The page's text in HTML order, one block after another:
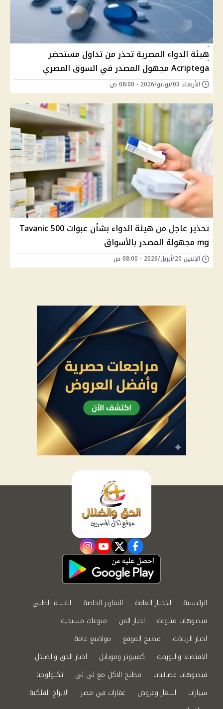
هيئة الدواء المصرية تحذر من تداول مستحضر
Acriptega مجهول المصدر في السوق المصري
الأربعاء 03/يونيو/2026 - 08:00 ص
تحذير عاجل من هيئة الدواء بشأن عبوات Tavanic 500
mg مجهولة المصدر بالأسواق
الإثنين 20/أبريل/2026 - 08:00 ص
facebook
twitter
youtube
instagram
الرئيسية الاخبار العامة التقارير الخاصة
القسم الطبي
فيديوهات متنوعة
اخبار الفن
منوعات مسيحية
اخبار الرياضة
مطبخ الموقع
مواضيع عامة
الاقتصاد والبورصة
كمبيوتر وموبايل
اخبار الحق والضلال
فيديوهات فضائيات
مطبخ الاكل مع لى لى
تكنولوجيا
سيارات
اسعار وعروض عقارات في مصر
الابراج الفلكية